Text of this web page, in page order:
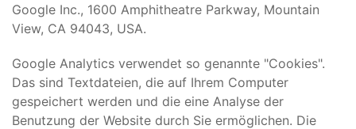
Google Inc., 1600 Amphitheatre Parkway, Mountain
View, CA 94043, USA.
Google Analytics verwendet so genannte "Cookies".
Das sind Textdateien, die auf Ihrem Computer
gespeichert werden und die eine Analyse der
Benutzung der Website durch Sie ermöglichen. Die